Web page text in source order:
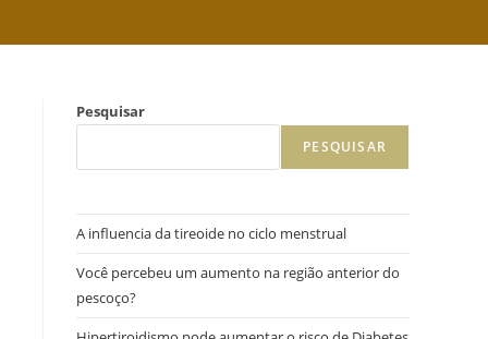
Pesquisar
PESQUISAR
A influencia da tireoide no ciclo menstrual
Você percebeu um aumento na região anterior do
pescoço?